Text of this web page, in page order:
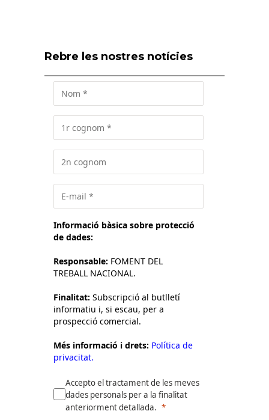
Rebre les nostres notícies
Informació bàsica sobre protecció
de dades:
Responsable: FOMENT DEL
TREBALL NACIONAL.
Finalitat: Subscripció al butlletí
informatiu i, si escau, per a
prospecció comercial.
Més informació i drets: Política de
privacitat.
Accepto el tractament de les meves
dades personals per a la finalitat
anteriorment detallada.